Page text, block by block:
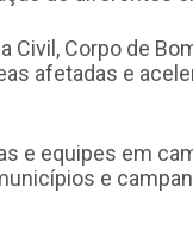
Civil, Corpo de
afetadas e
e equipes em
e